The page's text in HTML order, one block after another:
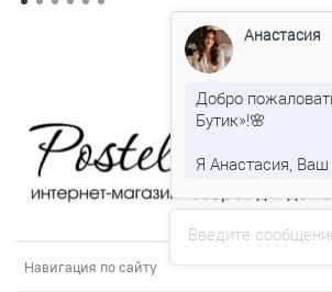
Навигация по сайту
Введите
Анастасия
Добро
Бутик»!🌸
Я Анастасия, Ваш